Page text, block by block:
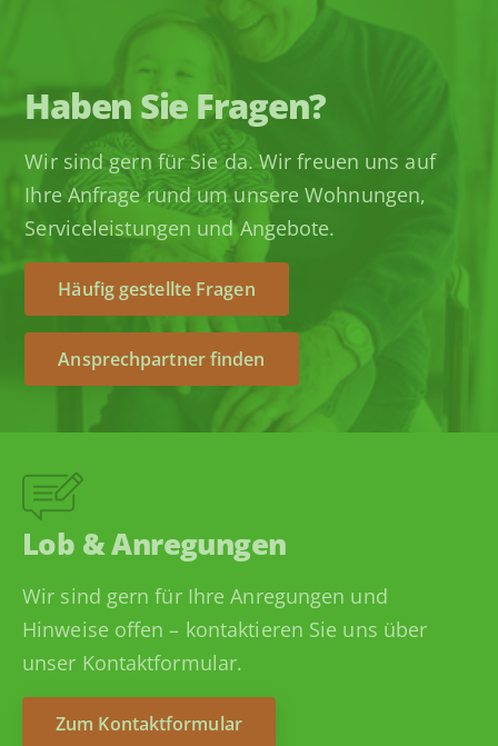
Haben Sie Fragen?
Wir sind gern für Sie da. Wir freuen uns auf
Ihre Anfrage rund um unsere Wohnungen,
Serviceleistungen und Angebote.
Häufig gestellte Fragen
Ansprechpartner finden
Lob & Anregungen
Wir sind gern für Ihre Anregungen und
Hinweise offen – kontaktieren Sie uns über
unser Kontaktformular.
Zum Kontaktformular